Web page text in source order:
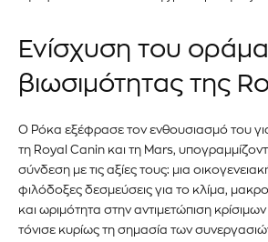
προϊόντα και τις
αγοράς.
Για να εγγραφείτε, απλώς εισάγετε τη
στον ιστότοπό μας ή κάντε κλικ στο
παρακάτω. Μην ανησυχείτε, σεβόμαστε την
πληροφορίες σας είναι ασφαλείς μαζί μας.
Ενίσχυση του
βιωσιμότητας της
Ο Ρόκα εξέφρασε τον ενθουσιασμό του
τη Royal Canin και τη Mars,
σύνδεση με τις αξίες τους: μια
φιλόδοξες δεσμεύσεις για το κλίμα,
και ωριμότητα στην αντιμετώπιση
τόνισε κυρίως τη σημασία των